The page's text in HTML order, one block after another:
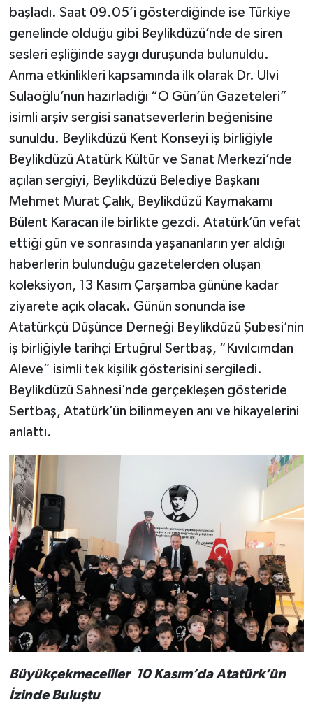
başladı. Saat 09.05’i gösterdiğinde ise Türkiye
genelinde olduğu gibi Beylikdüzü’nde de siren
sesleri eşliğinde saygı duruşunda bulunuldu.
Anma etkinlikleri kapsamında ilk olarak Dr. Ulvi
Sulaoğlu’nun hazırladığı “O Gün’ün Gazeteleri”
isimli arşiv sergisi sanatseverlerin beğenisine
sunuldu. Beylikdüzü Kent Konseyi iş birliğiyle
Beylikdüzü Atatürk Kültür ve Sanat Merkezi’nde
açılan sergiyi, Beylikdüzü Belediye Başkanı
Mehmet Murat Çalık, Beylikdüzü Kaymakamı
Bülent Karacan ile birlikte gezdi. Atatürk’ün vefat
ettiği gün ve sonrasında yaşananların yer aldığı
haberlerin bulunduğu gazetelerden oluşan
koleksiyon, 13 Kasım Çarşamba gününe kadar
ziyarete açık olacak. Günün sonunda ise
Atatürkçü Düşünce Derneği Beylikdüzü Şubesi’nin
iş birliğiyle tarihçi Ertuğrul Sertbaş, “Kıvılcımdan
Aleve” isimli tek kişilik gösterisini sergiledi.
Beylikdüzü Sahnesi’nde gerçekleşen gösteride
Sertbaş, Atatürk’ün bilinmeyen anı ve hikayelerini
anlattı.
Büyükçekmeceliler 10 Kasım’da Atatürk’ün
İzinde Buluştu